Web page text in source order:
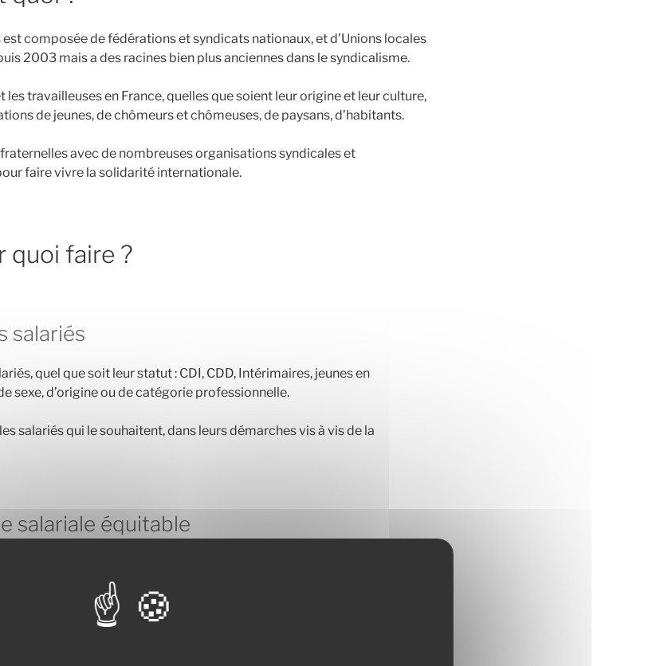
est composée de fédérations et syndicats nationaux, et d’Unions locales
2003 mais a des racines bien plus anciennes dans le syndicalisme.
les travailleuses en France, quelles que soient leur origine et leur culture,
de jeunes, de chômeurs et chômeuses, de paysans, d’habitants.
avec de nombreuses organisations syndicales et
faire vivre la solidarité internationale.
quoi faire ?
salariés
quel que soit leur statut : CDI, CDD, Intérimaires, jeunes en
sexe, d’origineou de catégorie professionnelle.
salariés qui le souhaitent,dans leurs démarches vis à vis de la
salariale équitable
! La politique salariale doit être basée sur des augmentations
un minimum garanti sous la forme d’un talon en euros. Les
doivent donner lieu à des augmentations supplémentaires